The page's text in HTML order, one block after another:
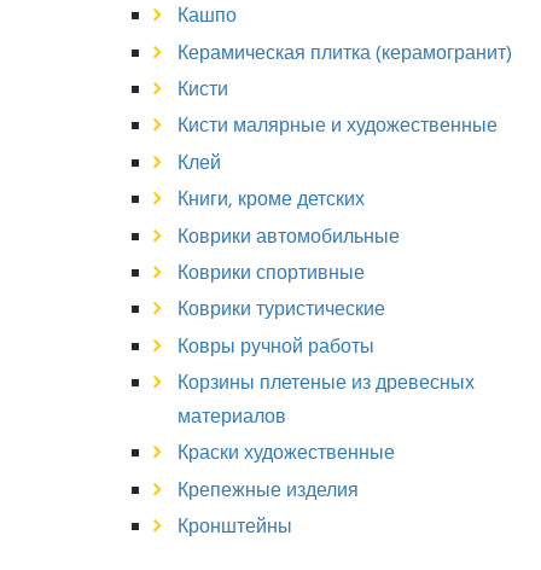
Кашпо
Керамическая плитка (керамогранит)
Кисти
Кисти малярные и художественные
Клей
Книги, кроме детских
Коврики автомобильные
Коврики спортивные
Коврики туристические
Ковры ручной работы
Корзины плетеные из древесных
материалов
Краски художественные
Крепежные изделия
Кронштейны